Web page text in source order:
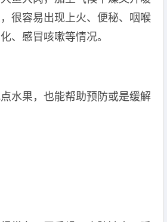
很容易出现上火、便秘、咽喉
、感冒咳嗽等情况。
水果，也能帮助预防或是缓解